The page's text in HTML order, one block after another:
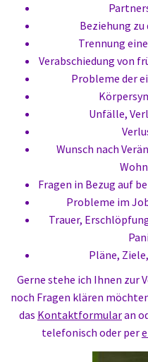
Beziehung zu
Trennung
Verabschiedung von
Probleme der
Unfälle,
Wunsch nach
Fragen in Bezug auf
Probleme im
Trauer,
Pläne,
Gerne stehe ich Ihnen zur
noch Fragen klären
das Kontaktformularan
telefonisch oder per